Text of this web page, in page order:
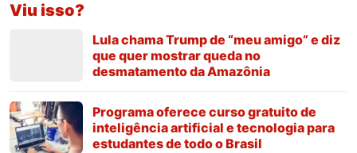
Viu isso?
Lula chama Trump de “meu amigo” e diz
que quer mostrar queda no
desmatamento da Amazônia
Programa oferece curso gratuito de
inteligência artificial e tecnologia para
estudantes de todo o Brasil